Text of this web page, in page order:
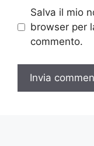
Salva il mio
browser per
commento.